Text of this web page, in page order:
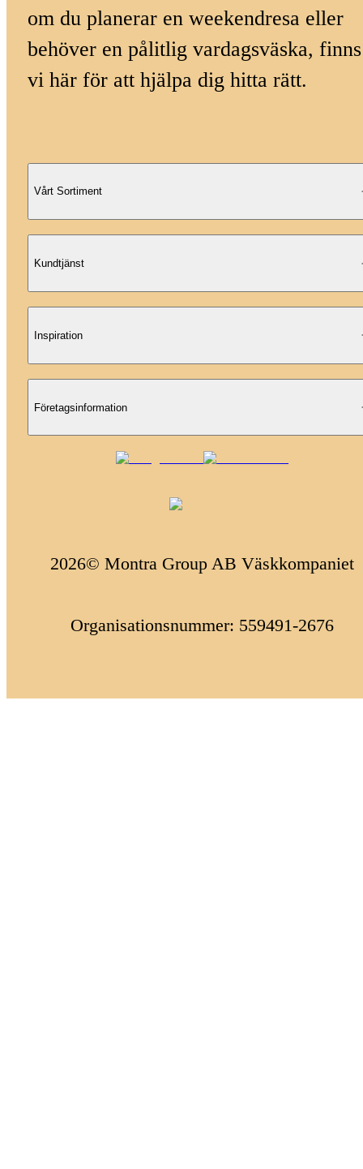
om du planerar en weekendresa eller
behöver en pålitlig vardagsväska, finns
vi här för att hjälpa dig hitta rätt.
Vårt Sortiment
Kundtjänst
Inspiration
Företagsinformation
2026© Montra Group AB Väskkompaniet
Organisationsnummer: 559491-2676